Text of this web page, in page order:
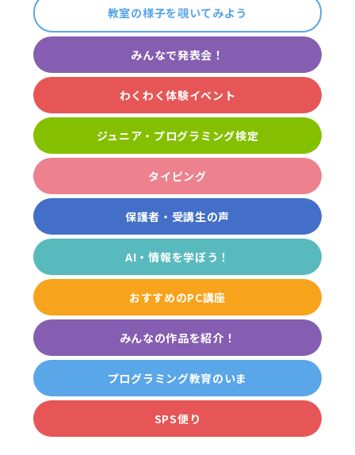
教室の様子を覗いてみよう
みんなで発表会！
わくわく体験イベント
ジュニア・プログラミング検定
タイピング
保護者・受講生の声
AI・情報を学ぼう！
おすすめのPC講座
みんなの作品を紹介！
プログラミング教育のいま
SPS便り